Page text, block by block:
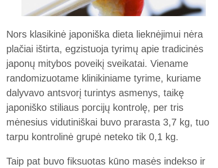
Nors klasikinė japoniška dieta lieknėjimui nėra
plačiai ištirta, egzistuoja tyrimų apie tradicinės
japonų mitybos poveikį sveikatai. Viename
randomizuotame klinikiniame tyrime, kuriame
dalyvavo antsvorį turintys asmenys, taikę
japoniško stiliaus porcijų kontrolę, per tris
mėnesius vidutiniškai buvo prarasta 3,7 kg, tuo
tarpu kontrolinė grupė neteko tik 0,1 kg.
Taip pat buvo fiksuotas kūno masės indekso ir